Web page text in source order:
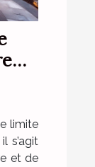
limite
s’agit
et de